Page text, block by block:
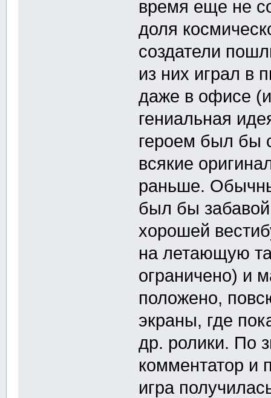
время еще не
доля
создатели
из них играл в
даже в офисе
гениальная
героем был бы
всякие
раньше.
был бы
хорошей
на летающую
ограничено) и
положено,
экраны, где
др. ролики. По
комментатор и
игра